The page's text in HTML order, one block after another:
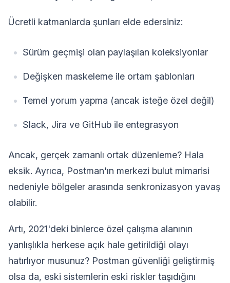
Ücretli katmanlarda şunları elde edersiniz:
Sürüm geçmişi olan paylaşılan koleksiyonlar
Değişken maskeleme ile ortam şablonları
Temel yorum yapma (ancak isteğe özel değil)
Slack, Jira ve GitHub ile entegrasyon
Ancak, gerçek zamanlı ortak düzenleme? Hala
eksik. Ayrıca, Postman'ın merkezi bulut mimarisi
nedeniyle bölgeler arasında senkronizasyon yavaş
olabilir.
Artı, 2021'deki binlerce özel çalışma alanının
yanlışlıkla herkese açık hale getirildiği olayı
hatırlıyor musunuz? Postman güvenliği geliştirmiş
olsa da, eski sistemlerin eski riskler taşıdığını